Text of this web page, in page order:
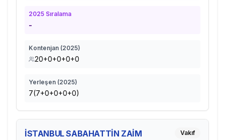
2025 Sıralama
-
Kontenjan (2025)
20+0+0+0+0
Yerleşen (2025)
7(7+0+0+0+0)
İSTANBUL SABAHATTİN ZAİM
Vakıf